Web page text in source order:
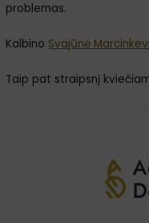
problemas.
Kalbino Svajūnė
Taip pat straipsnį